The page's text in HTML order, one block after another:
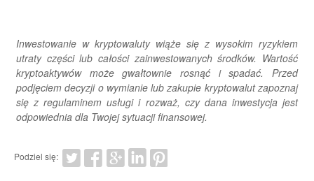
Inwestowanie w kryptowaluty wiąże się z wysokim ryzykiem
utraty części lub całości zainwestowanych środków. Wartość
kryptoaktywów może gwałtownie rosnąć i spadać. Przed
podjęciem decyzji o wymianie lub zakupie kryptowalut zapoznaj
się z regulaminem usługi i rozważ, czy dana inwestycja jest
odpowiednia dla Twojej sytuacji finansowej.
Podziel się: